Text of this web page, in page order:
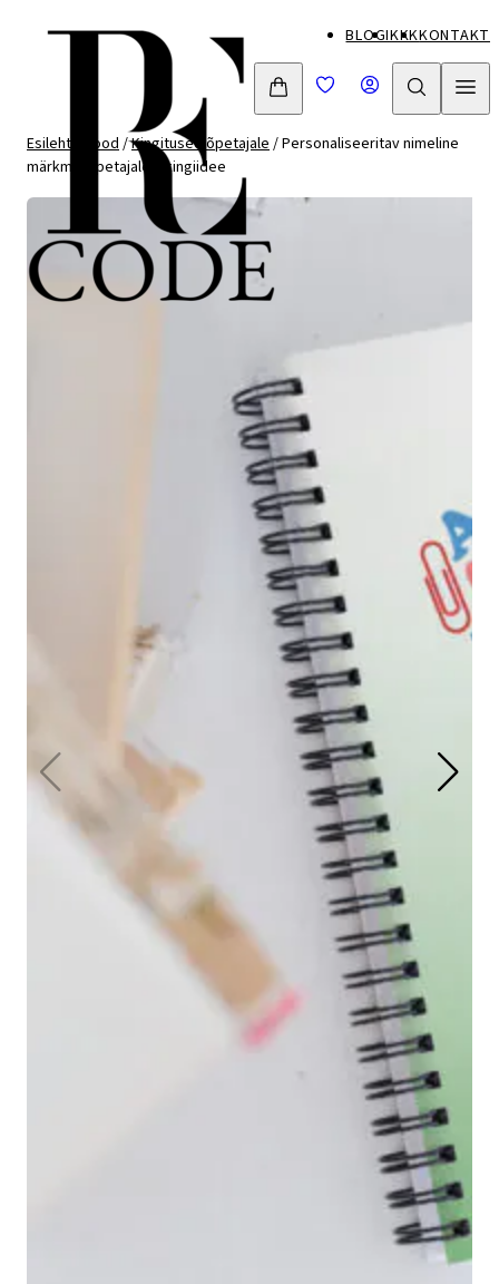
BLOGIKKKKONTAKT
Esileht Pood/Kingitused õpetajale/ Personaliseeritav nimeline
märkmik õpetajale – kingiidee